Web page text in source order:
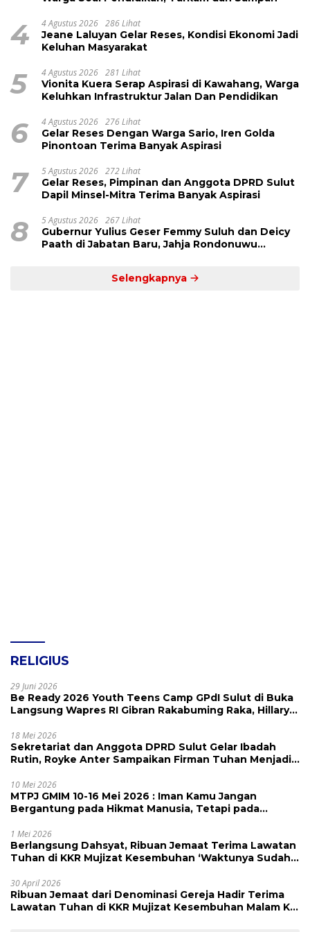
4 4 Agustus 2026 286 Lihat
Jeane Laluyan Gelar Reses, Kondisi Ekonomi Jadi
Keluhan Masyarakat
5 4 Agustus 2026 281 Lihat
Vionita Kuera Serap Aspirasi di Kawahang, Warga
Keluhkan Infrastruktur Jalan Dan Pendidikan
6 4 Agustus 2026 276 Lihat
Gelar Reses Dengan Warga Sario, Iren Golda
Pinontoan Terima Banyak Aspirasi
7 5 Agustus 2026 272 Lihat
Gelar Reses, Pimpinan dan Anggota DPRD Sulut
Dapil Minsel-Mitra Terima Banyak Aspirasi
8 5 Agustus 2026 267 Lihat
Gubernur Yulius Geser Femmy Suluh dan Deicy
Paath di Jabatan Baru, Jahja Rondonuwu
Selengkapnya
RELIGIUS
29 Juni 2026
Be Ready 2026 Youth Teens Camp GPdI Sulut di Buka
Langsung Wapres RI Gibran Rakabuming Raka, Hillary
18 Mei 2026
Sekretariat dan Anggota DPRD Sulut Gelar Ibadah
Rutin, Royke Anter Sampaikan Firman Tuhan Menjadi
10 Mei 2026
MTPJ GMIM 10-16 Mei 2026 : Iman Kamu Jangan
Bergantung pada Hikmat Manusia, Tetapi pada
1 Mei 2026
Berlangsung Dahsyat, Ribuan Jemaat Terima Lawatan
Tuhan di KKR Mujizat Kesembuhan ‘Waktunya Sudah
30 April 2026
Ribuan Jemaat dari Denominasi Gereja Hadir Terima
Lawatan Tuhan di KKR Mujizat Kesembuhan Malam Ke